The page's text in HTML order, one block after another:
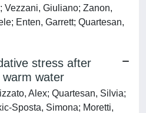
Vezzani, Giuliano; Zanon,
Enten, Garrett; Quartesan,
stress after
water
Alex; Quartesan, Silvia;
Sposta, Simona; Moretti,